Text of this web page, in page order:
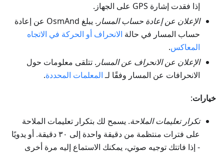
إذا فقدت إشارة GPS على الجهاز.
الإعلان عن إعادة حساب المسار
. يبلغ OsmAnd عن إعادة
حساب المسار في حالة الانحراف أو الحركة في الاتجاه
المعاكس.
الإعلان عن الانحراف عن المسار . تتلقى معلومات حول
الانحرافات عن المسار وفقًا لـالمعلمات المحددة.
خيارات:
تكرار تعليمات الملاحة. يسمح لك بتكرار تعليمات الملاحة
على فترات منتظمة من دقيقة واحدة إلى ٣٠ دقيقة. أو يدويًا
- إذا فاتتك توجيه صوتي، يمكنك الاستماع إليه مرة أخرى